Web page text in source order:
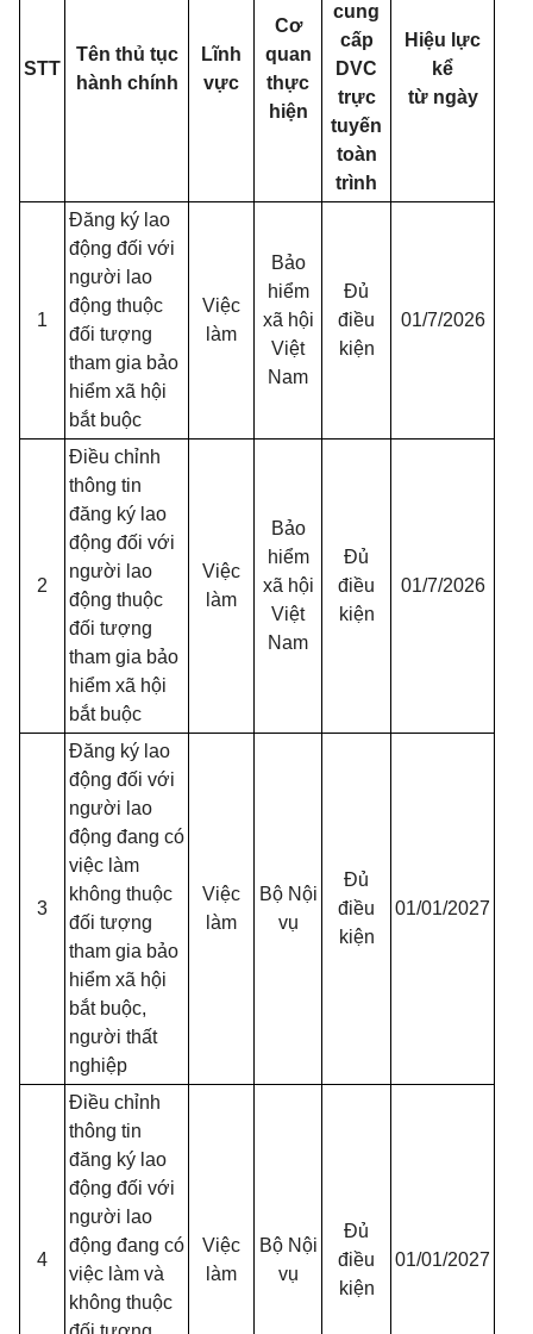
STT
Tên thủ tục
hành chính
Lĩnh
vực
Cơ
quan
thực
hiện
cung
cấp
DVC
trực
tuyến
toàn
trình
Hiệu lực
kể
từ ngày
1
Đăng ký lao
động đối với
người lao
động thuộc
đối tượng
tham gia bảo
hiểm xã hội
bắt buộc
Việc
làm
Bảo
hiểm
xã hội
Việt
Nam
Đủ
điều
kiện
01/7/2026
2
Điều chỉnh
thông tin
đăng ký lao
động đối với
người lao
động thuộc
đối tượng
tham gia bảo
hiểm xã hội
bắt buộc
Việc
làm
Bảo
hiểm
xã hội
Việt
Nam
Đủ
điều
kiện
01/7/2026
3
Đăng ký lao
động đối với
người lao
động đang có
việc làm
không thuộc
đối tượng
tham gia bảo
hiểm xã hội
bắt buộc,
người thất
nghiệp
Việc
làm
Bộ Nội
vụ
Đủ
điều
kiện
01/01/2027
4
Điều chỉnh
thông tin
đăng ký lao
động đối với
người lao
động đang có
việc làm và
không thuộc
Việc
làm
Bộ Nội
vụ
Đủ
điều
kiện
01/01/2027